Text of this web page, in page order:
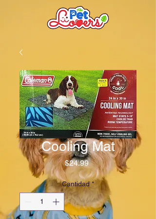
Cooling Mat
$24.99Precio
Cantidad *